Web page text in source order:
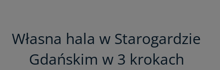
Własna hala w Starogardzie
Gdańskim w 3 krokach